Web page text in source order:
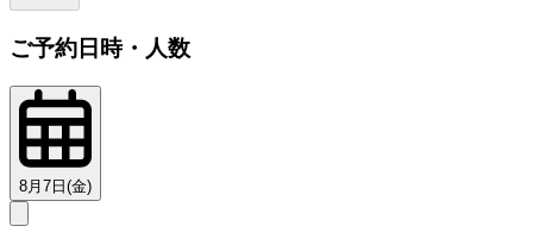
ご予約日時・人数
8月7日(金)